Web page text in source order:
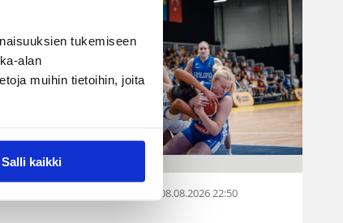
tukemiseen
alan
muihin tietoihin, joita
Salli kaikki
08.08.2026 22:50